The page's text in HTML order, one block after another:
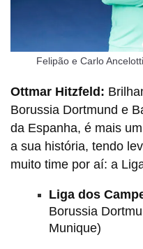
Felipão e Carlo
Ottmar Hitzfeld:
Borussia Dortmund e
da Espanha, é mais
a sua história, tendo
muito time por aí: a
Liga dos
Borussia
Munique)